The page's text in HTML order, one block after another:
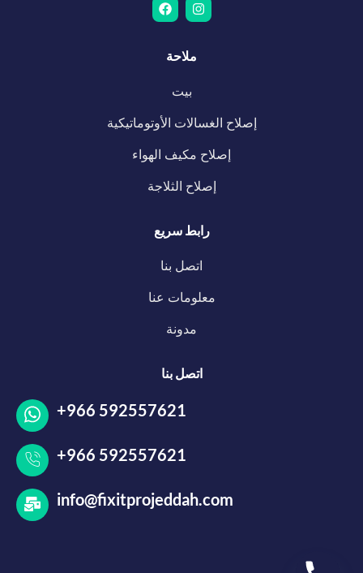
ملاحة
بيت
إصلاح الغسالات الأوتوماتيكية
إصلاح مكيف الهواء
إصلاح الثلاجة
رابط سريع
اتصل بنا
معلومات عنا
مدونة
اتصل بنا
+966 592557621
+966 592557621
info@fixitprojeddah.com